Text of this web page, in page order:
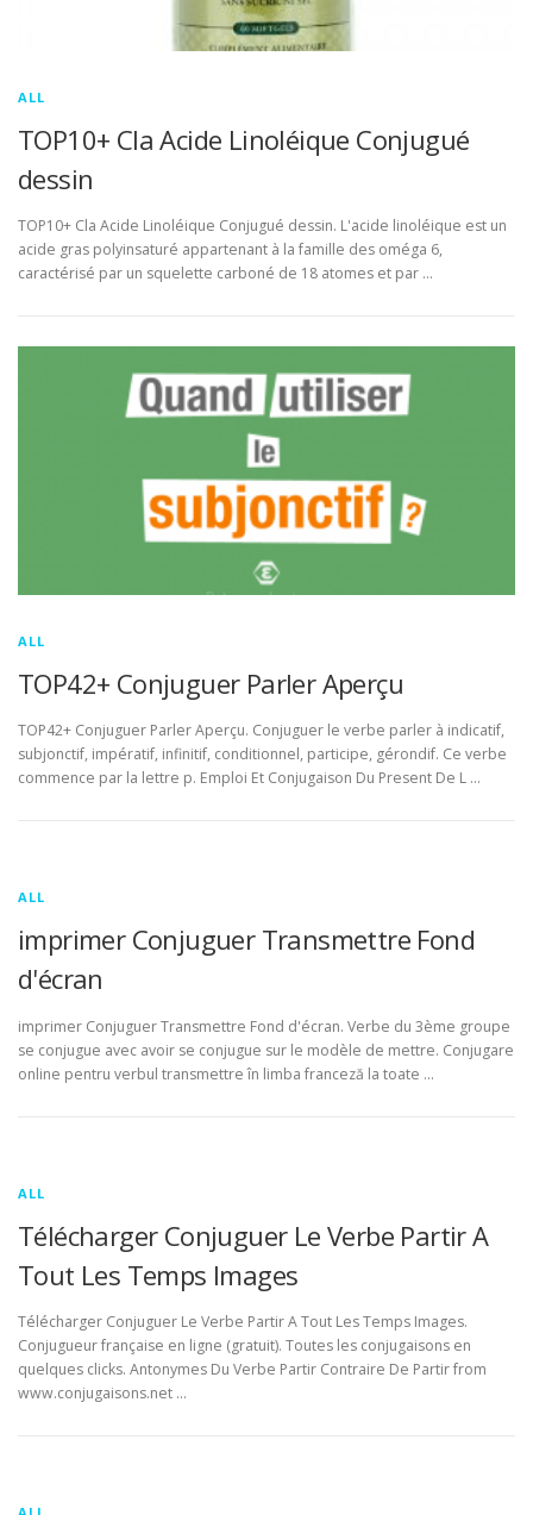
ALL
TOP10+ Cla Acide Linoléique Conjugué
dessin
TOP10+ Cla Acide Linoléique Conjugué dessin. L'acide linoléique est un
acide gras polyinsaturé appartenant à la famille des oméga 6,
caractérisé par un squelette carboné de 18 atomes et par …
ALL
TOP42+ Conjuguer Parler Aperçu
TOP42+ Conjuguer Parler Aperçu. Conjuguer le verbe parler à indicatif,
subjonctif, impératif, infinitif, conditionnel, participe, gérondif. Ce verbe
commence par la lettre p. Emploi Et Conjugaison Du Present De L …
ALL
imprimer Conjuguer Transmettre Fond
d'écran
imprimer Conjuguer Transmettre Fond d'écran. Verbe du 3ème groupe
se conjugue avec avoir se conjugue sur le modèle de mettre. Conjugare
online pentru verbul transmettre în limba franceză la toate …
ALL
Télécharger Conjuguer Le Verbe Partir A
Tout Les Temps Images
Télécharger Conjuguer Le Verbe Partir A Tout Les Temps Images.
Conjugueur française en ligne (gratuit). Toutes les conjugaisons en
quelques clicks. Antonymes Du Verbe Partir Contraire De Partir from
www.conjugaisons.net …